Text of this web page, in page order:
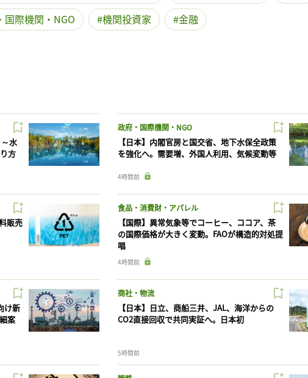
国際機関・NGO 機関投資家 金融
水
方
政府・国際機関・NGO
【日本】内閣官房と国交省、地下水保全政策
を強化へ。需要増、外国人利用、気候変動等
4時間前
販売
食品・消費財・アパレル
【国際】異常気象等でコーヒー、ココア、茶
の国際価格が大きく変動。FAOが構造的対処提
唱
4時間前
け新
案
商社・物流
【日本】日立、商船三井、JAL、海洋からの
CO2直接回収で共同実証へ。日本初
5時間前